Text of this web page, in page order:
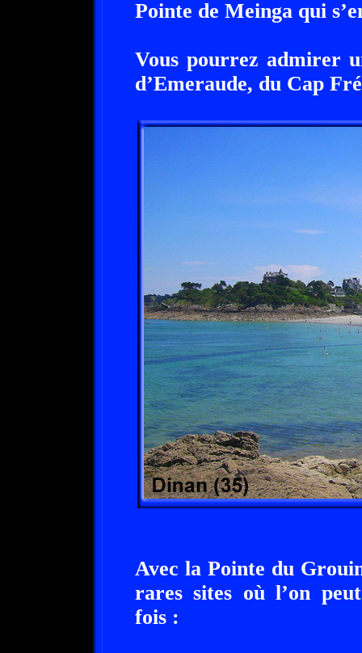
Pointe de Meinga qui
Vous pourrez admirer
d’Emeraude, du Cap
Avec la Pointe du
rares sites où l’on
fois :